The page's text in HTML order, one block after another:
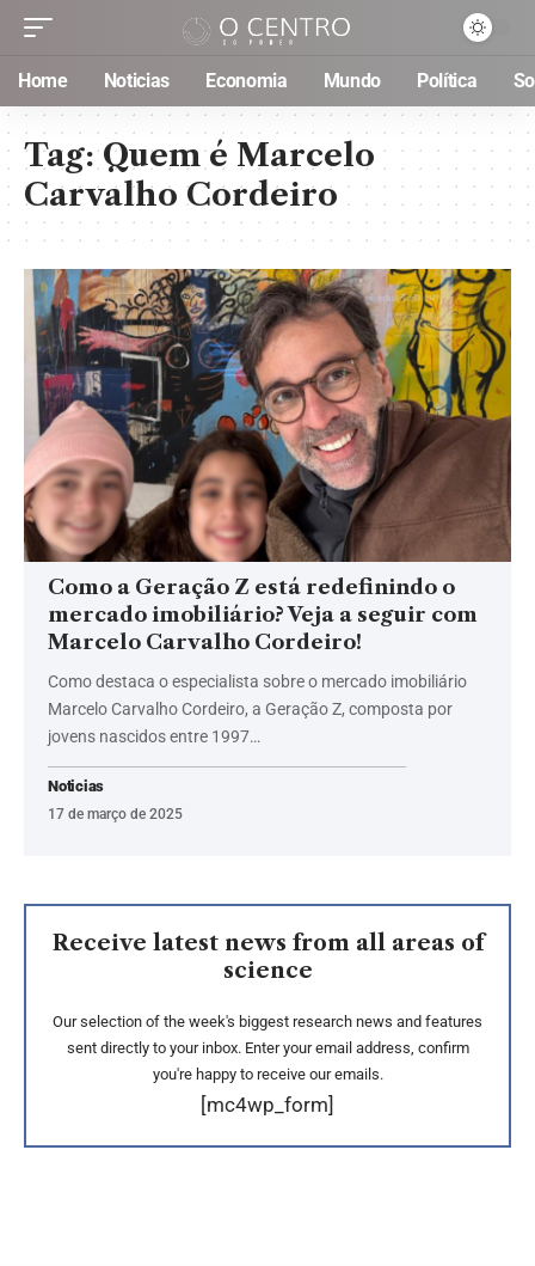
Home Noticias Economia Mundo Política
Tag:Quem é Marcelo
Carvalho Cordeiro
Como a Geração Z está redefinindo o
mercado imobiliário? Veja a seguir com
Marcelo Carvalho Cordeiro!
Como destaca o especialista sobre o mercado imobiliário
Marcelo Carvalho Cordeiro, a Geração Z, composta por
jovens nascidos entre 1997…
Noticias
17 de março de 2025
Receive latest news from all areas of
science
Our selection of the week's biggest research news and features
sent directly to your inbox. Enter your email address, confirm
you're happy to receive our emails.
[mc4wp_form]